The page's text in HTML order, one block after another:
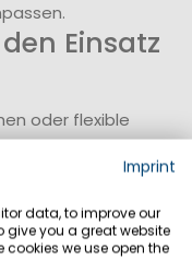
Einsatz
oder flexible
Strand.
Freizeit
vielseitig
Imprint
data, to improve our
give you a great website
cookies we use open the